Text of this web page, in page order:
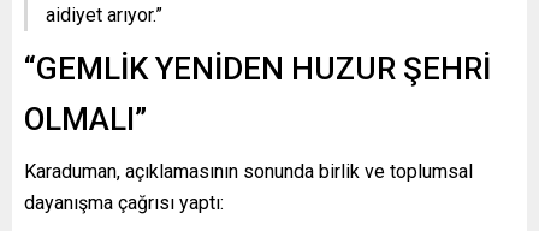
aidiyet arıyor.”
“GEMLİK YENİDEN HUZUR ŞEHRİ
OLMALI”
Karaduman, açıklamasının sonunda birlik ve toplumsal
dayanışma çağrısı yaptı: